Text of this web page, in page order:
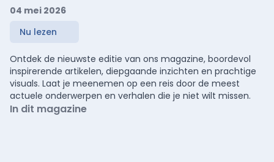
04 mei 2026
Nu lezen
Ontdek de nieuwste editie van ons magazine, boordevol
inspirerende artikelen, diepgaande inzichten en prachtige
visuals. Laat je meenemen op een reis door de meest
actuele onderwerpen en verhalen die je niet wilt missen.
In dit magazine